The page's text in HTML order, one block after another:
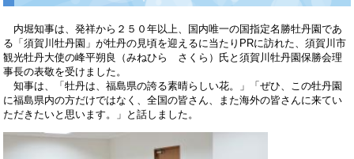
内堀知事は、発祥から２５０年以上、国内唯一の国指定名勝牡丹園であ
る「須賀川牡丹園」が牡丹の見頃を迎えるに当たりPRに訪れた、須賀川市
観光牡丹大使の峰平朔良（みねひら さくら）氏と須賀川牡丹園保勝会理
事長の表敬を受けました。
知事は、「牡丹は、福島県の誇る素晴らしい花。」「ぜひ、この牡丹園
に福島県内の方だけではなく、全国の皆さん、また海外の皆さんに来てい
ただきたいと思います。」と話しました。